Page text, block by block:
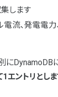
します
電流、発電電力
にDynamoDB
エントリとし